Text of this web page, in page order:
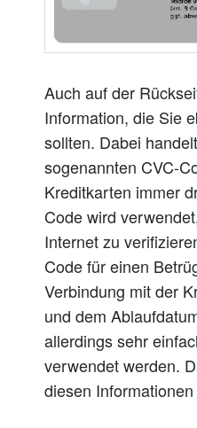
Auch auf der
Information, die Sie
sollten. Dabei
sogenannten CVC-
Kreditkarten immer
Code wird
Internet zu
Code für einen
Verbindung mit der
und dem
allerdings sehr
verwendet werden.
diesen